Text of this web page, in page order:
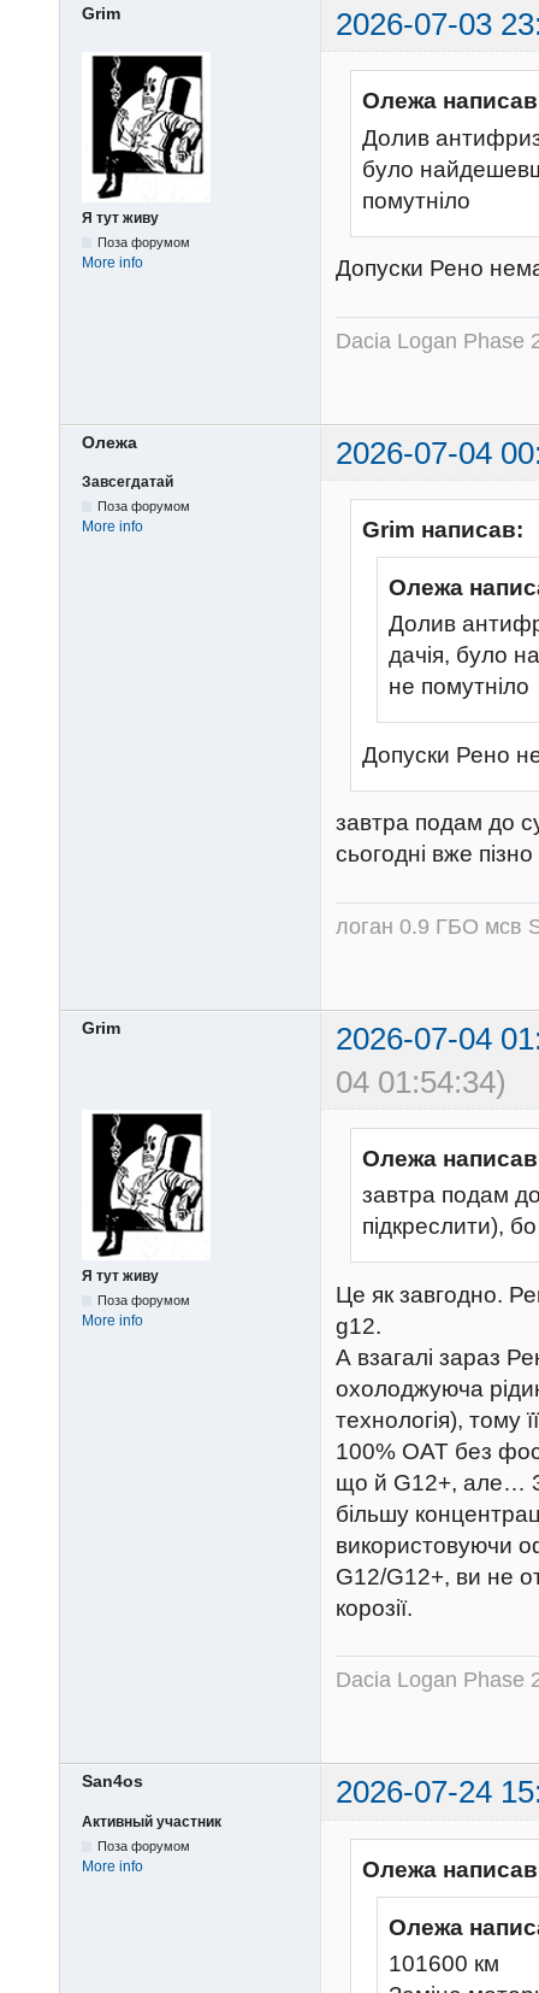
Grim 2026-07-03
Я тут живу
Поза форумом
More info
Олежа
Долив
було
помутніло
Допуски Рено
Dacia Logan Phase
Олежа 2026-07-04
Завсегдатай
Поза форумом
More info Grim написав:
Олежа
Долив
дачія, було
не помутніло
Допуски Рено
завтра подам до
сьогодні вже пізно
логан 0.9 ГБО мсв
Grim
2026-07-04
04 01:54:34)
Я тут живу
Поза форумом
More info
Олежа
завтра подам
підкреслити),
Це як завгодно.
g12.
А взагалі зараз
охолоджуюча
технологія), тому
100% OAT без
що й G12+, але…
більшу
використовуючи
G12/G12+, ви не
корозії.
Dacia Logan Phase
San4os 2026-07-24
Активный участник
Поза форумом
More info Олежа
Олежа
101600 км